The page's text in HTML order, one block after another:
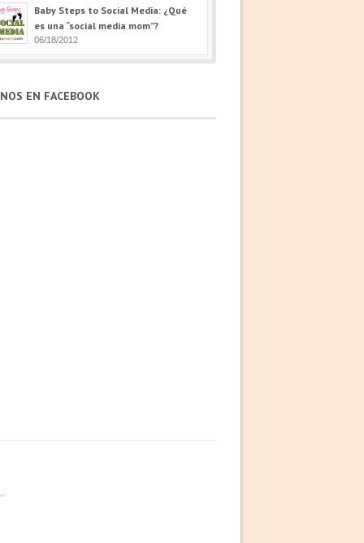
Baby Steps to Social Media: ¿Qué
es una “social media mom”?
06/18/2012
EN FACEBOOK